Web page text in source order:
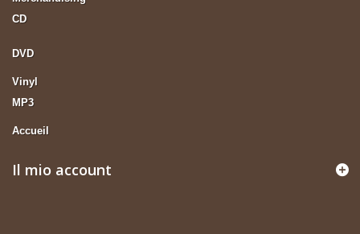
CD
DVD
Vinyl
MP3
Accueil
Il mio account